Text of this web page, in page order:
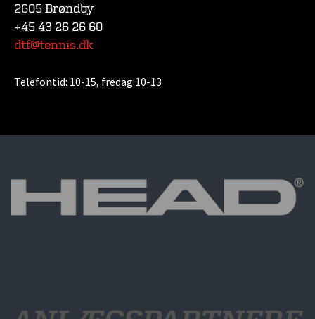
2605 Brøndby
+45 43 26 26 60
dtf@tennis.dk
Telefontid: 10-15, fredag 10-13